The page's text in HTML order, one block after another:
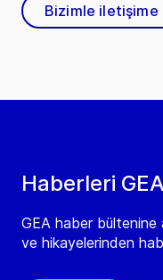
Haberleri
GEA haber bültenine
ve hikayelerinden
Bizimle iletişime